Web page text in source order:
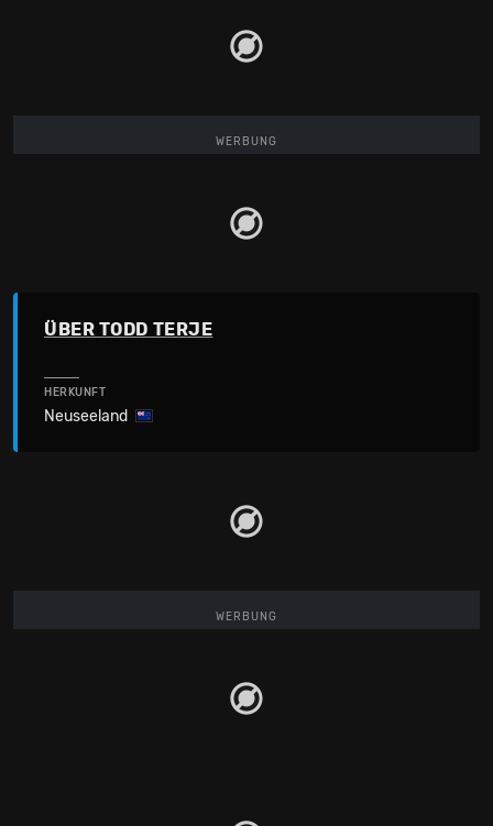
WERBUNG
ÜBER TODD TERJE
HERKUNFT
Neuseeland
WERBUNG